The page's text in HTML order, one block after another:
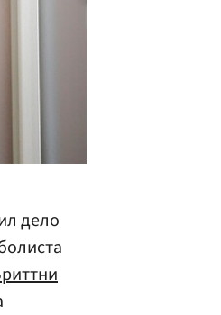
дело